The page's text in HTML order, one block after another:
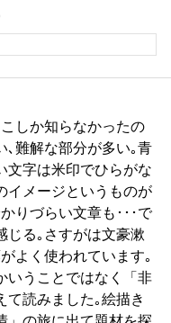
しか知らなかったの
､難解な部分が多い｡青
文字は米印でひらがな
イメージというものが
りづらい文章も･･･で
じる｡さすがは文豪漱
よく使われています｡
いうことではなく「非
て読みました｡絵描き